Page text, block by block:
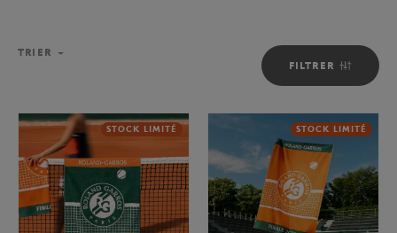
FILTRER
TRIER
STOCK LIMITÉ STOCK LIMITÉ